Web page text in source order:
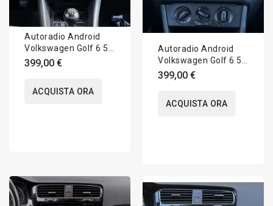
Autoradio Android
Volkswagen Golf 6 5K
2008-2012 Apple
CarPlay 10 pollici
399,00 €
ACQUISTA ORA
Autoradio Android
Volkswagen Golf 6 5K
2008-2012 Apple
CarPlay 9 pollici
399,00 €
ACQUISTA ORA